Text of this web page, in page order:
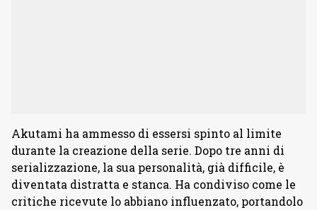
Akutami ha ammesso di essersi spinto al limite
durante la creazione della serie. Dopo tre anni di
serializzazione, la sua personalità, già difficile, è
diventata distratta e stanca. Ha condiviso come le
critiche ricevute lo abbiano influenzato, portandolo